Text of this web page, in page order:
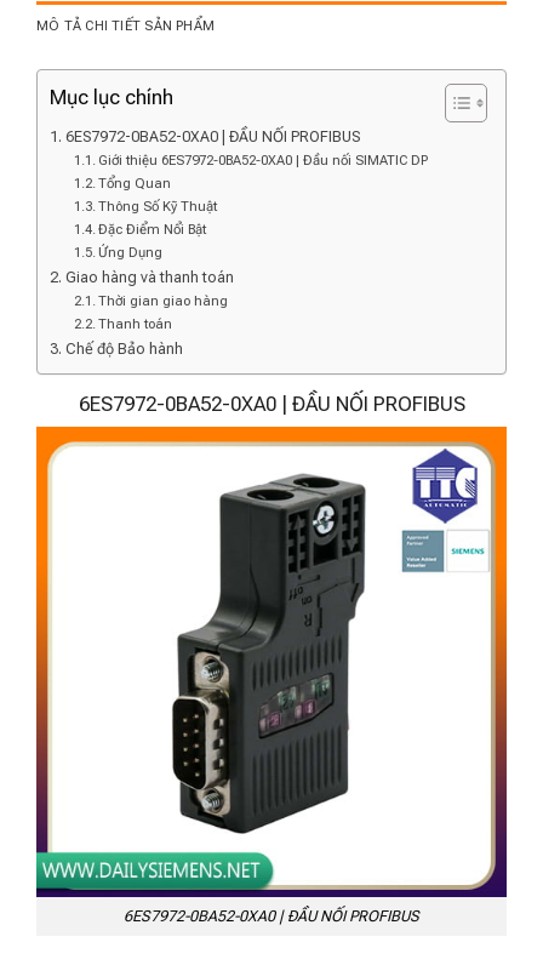
MÔ TẢ CHI TIẾT SẢN PHẨM
Mục lục chính
6ES7972-0BA52-0XA0 | ĐẦU NỐI PROFIBUS
Giới thiệu 6ES7972-0BA52-0XA0 | Đầu nối SIMATIC DP
Tổng Quan
Thông Số Kỹ Thuật
Đặc Điểm Nổi Bật
Ứng Dụng
Giao hàng và thanh toán
Thời gian giao hàng
Thanh toán
Chế độ Bảo hành
6ES7972-0BA52-0XA0 | ĐẦU NỐI PROFIBUS
6ES7972-0BA52-0XA0 | ĐẦU NỐI PROFIBUS